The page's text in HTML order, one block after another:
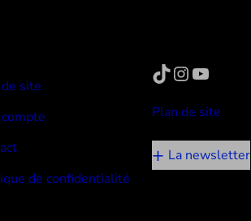
site
de confidentialité
TikTok InstagramYouTube
Plan de site
La newsletter